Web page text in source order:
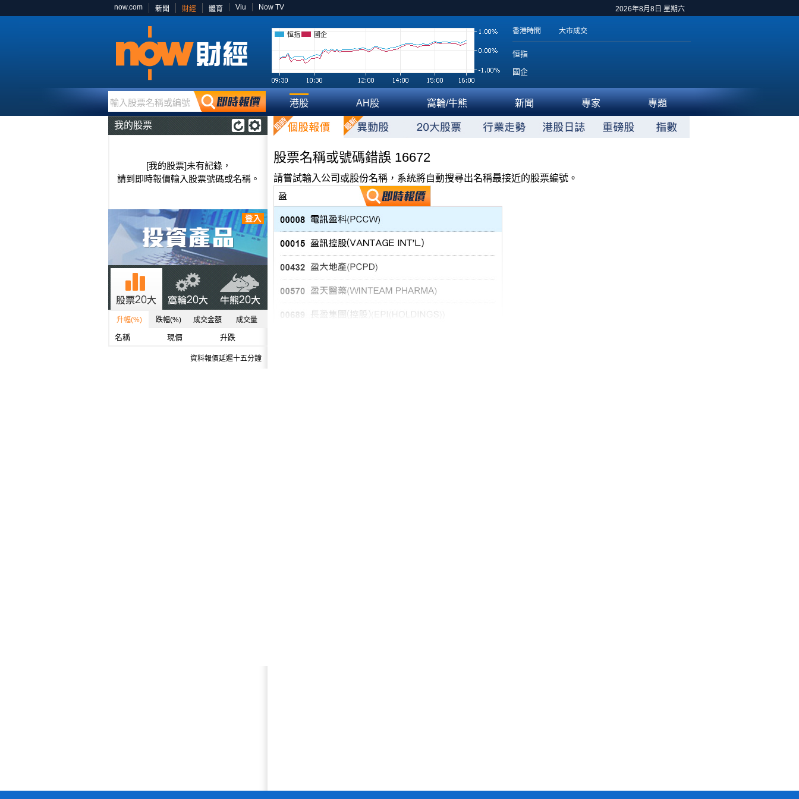
2026年8月8日 星期六
now.com 新聞 財經 體育 Viu Now TV
恒指 國企 香港時間 大市成交
恒指
國企
輸入股票名稱或編號 港股 AH股 窩輪/牛熊 新聞 專家 專題
我的股票
[我的股票]未有記錄，
請到即時報價輸入股票號碼或名稱。
升幅(%) 跌幅(%) 成交金額 成交量
名稱 現價 升跌
資料報價延遲十五分鐘
股票名稱或號碼錯誤 16672
請嘗試輸入公司或股份名稱，系統將自動搜尋出名稱最接近的股票編號。